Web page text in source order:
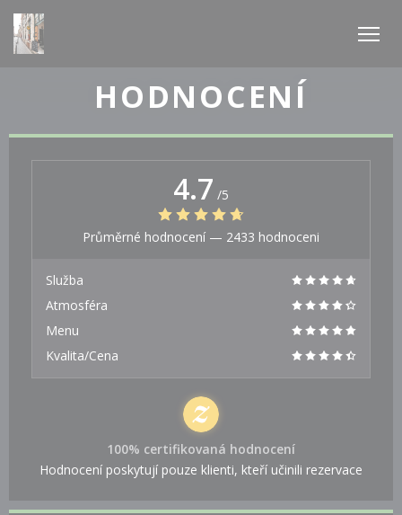
Panel pro správu cookies
HODNOCENÍ
4.7 /5
Průměrné hodnocení — 2433 hodnoceni
Služba
Atmosféra
Menu
Kvalita/Cena
100% certifikovaná hodnocení
Hodnocení poskytují pouze klienti, kteří učinili rezervace